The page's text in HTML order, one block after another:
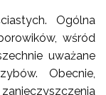
Ogólna
wśród
uważane
Obecnie,